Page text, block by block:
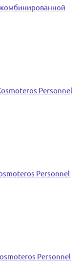
Personnel
Personnel
Personnel